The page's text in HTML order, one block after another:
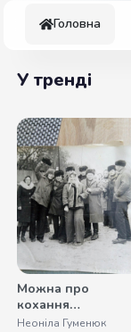
Головна
У тренді
Можна про
кохання
помовчати
Неоніла Гуменюк